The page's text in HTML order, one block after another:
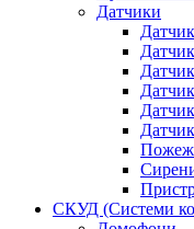
Датчики
СКУД (Системи